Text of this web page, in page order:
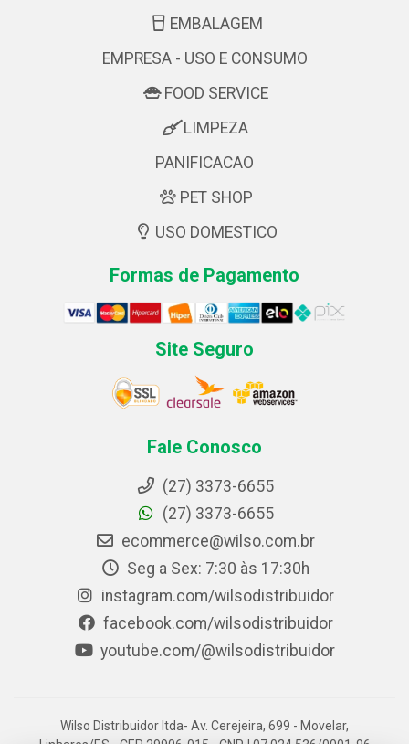
EMBALAGEM
EMPRESA - USO E CONSUMO
FOOD SERVICE
LIMPEZA
PANIFICACAO
PET SHOP
USO DOMESTICO
Formas de Pagamento
Site Seguro
Fale Conosco
(27) 3373-6655
(27) 3373-6655
ecommerce@wilso.com.br
Seg a Sex: 7:30 às 17:30h
instagram.com/wilsodistribuidor
facebook.com/wilsodistribuidor
youtube.com/@wilsodistribuidor
Wilso Distribuidor ltda- Av. Cerejeira, 699 - Movelar,